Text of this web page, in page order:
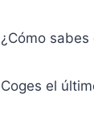
¿Cómo
Coges el